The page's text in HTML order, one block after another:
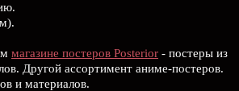
магазине постеров Posterior - постеры из
Другой ассортимент аниме-постеров.
и материалов.